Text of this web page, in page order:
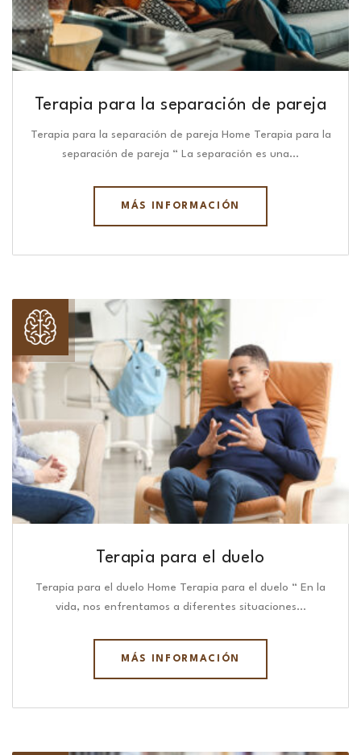
Terapia para la separación de pareja
Terapia para la separación de pareja Home Terapia para la
separación de pareja “ La separación es una…
MÁS INFORMACIÓN
Terapia para el duelo
Terapia para el duelo Home Terapia para el duelo “ En la
vida, nos enfrentamos a diferentes situaciones…
MÁS INFORMACIÓN